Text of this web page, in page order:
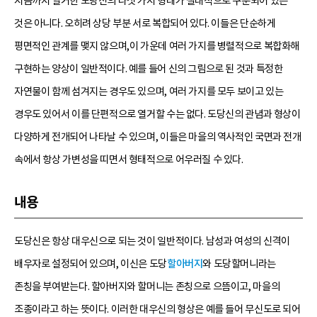
것은 아니다. 오히려 상당 부분 서로 복합되어 있다. 이들은 단순하게
평면적인 관계를 맺지 않으며,이 가운데 여러 가지를 병렬적으로 복합화해
구현하는 양상이 일반적이다. 예를 들어 신의 그림으로 된 것과 특정한
자연물이 함께 섬겨지는 경우도 있으며, 여러 가지를 모두 보이고 있는
경우도 있어서 이를 단편적으로 열거할 수는 없다. 도당신의 관념과 형상이
다양하게 전개되어 나타날 수 있으며, 이들은 마을의 역사적인 국면과 전개
속에서 항상 가변성을 띠면서 형태적으로 어우러질 수 있다.
내용
도당신은 항상 대우신으로 되는 것이 일반적이다. 남성과 여성의 신격이
배우자로 설정되어 있으며, 이신은 도당할아버지와 도당할머니라는
존칭을 부여받는다. 할아버지와 할머니는 존칭으로 으뜸이고, 마을의
조종이라고 하는 뜻이다. 이러한 대우신의 형상은 예를 들어 무신도로 되어